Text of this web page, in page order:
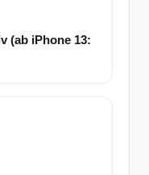
(ab iPhone 13: